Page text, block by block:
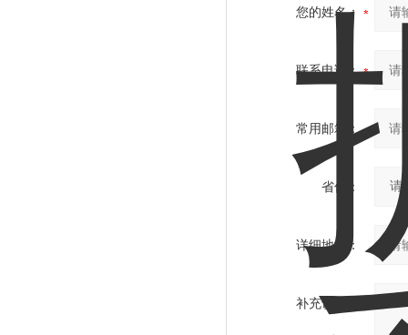
您的姓名：
联系电话：
常用邮箱：
省份：
详细地址：
补充说明：